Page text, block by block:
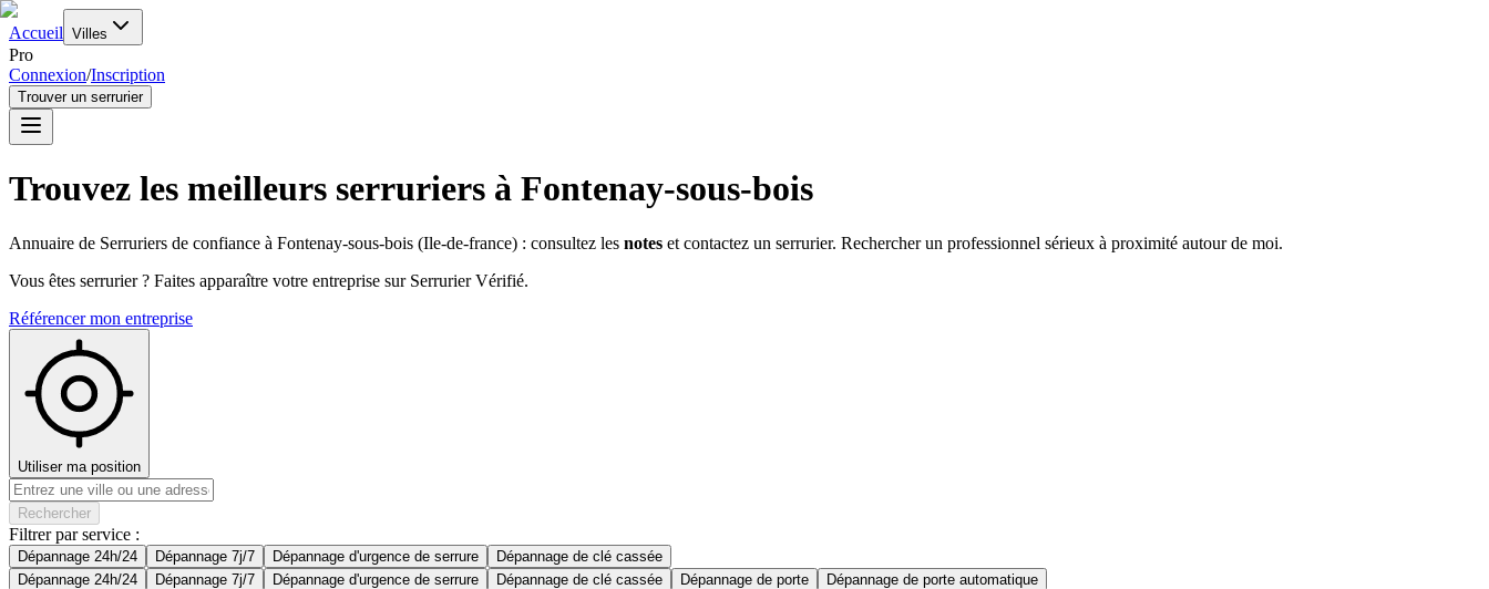
Accueil Villes
Pro
Connexion/Inscription
Trouver un serrurier
Trouvez les meilleurs serruriers à Fontenay-sous-bois
Annuaire de Serruriers de confiance à Fontenay-sous-bois (Ile-de-france) : consultez les notes et contactez un serrurier. Rechercher un professionnel sérieux à proximité autour de moi.
Vous êtes serrurier ? Faites apparaître votre entreprise sur Serrurier Vérifié.
Référencer mon entreprise
Utiliser ma position
Rechercher
Filtrer par service :
Dépannage 24h/24 Dépannage 7j/7 Dépannage d'urgence de serrure
Dépannage de clé cassée
Dépannage 24h/24
Dépannage 7j/7 Dépannage d'urgence de serrure Dépannage de clé cassée Dépannage de porte
Dépannage de porte automatique